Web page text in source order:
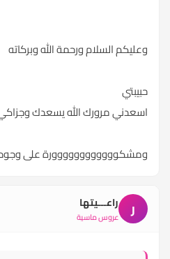
وعليكم السلام ورحمة الله وبركاته
حبيبتي
اسعدني مرورك الله يسعدك وجزاكي
ومشكوووووووووووورة على
ر راعـــيتها
عروس ماسية